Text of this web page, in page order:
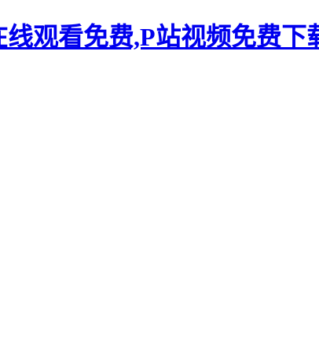
观看免费,P站视频免费下